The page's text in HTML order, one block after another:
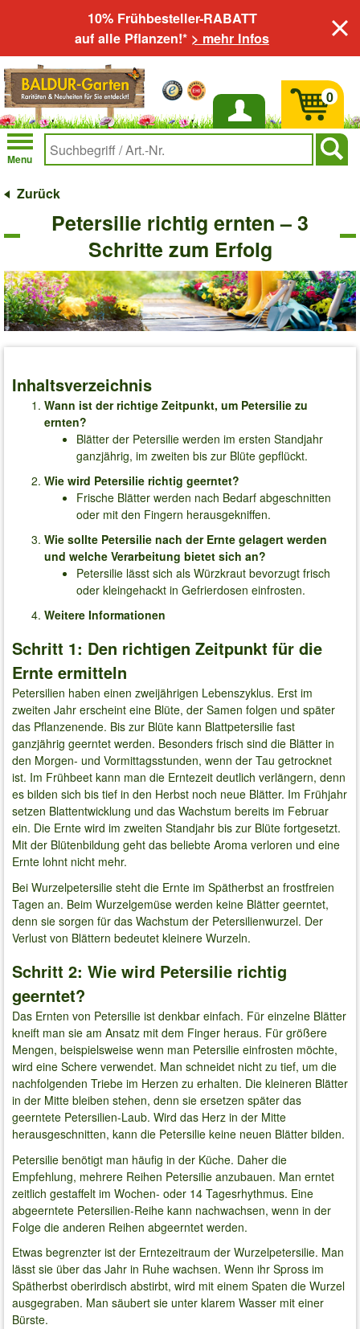
10% Frühbesteller-RABATT
auf alle Pflanzen!* > mehr Infos
Anmelden
Menu
0
Zurück
Petersilie richtig ernten – 3
Schritte zum Erfolg
Inhaltsverzeichnis
Wann ist der richtige Zeitpunkt, um Petersilie zu
ernten?
Blätter der Petersilie werden im ersten Standjahr
ganzjährig, im zweiten bis zur Blüte gepflückt.
Wie wird Petersilie richtig geerntet?
Frische Blätter werden nach Bedarf abgeschnitten
oder mit den Fingern herausgekniffen.
Wie sollte Petersilie nach der Ernte gelagert werden
und welche Verarbeitung bietet sich an?
Petersilie lässt sich als Würzkraut bevorzugt frisch
oder kleingehackt in Gefrierdosen einfrosten.
Weitere Informationen
Schritt 1: Den richtigen Zeitpunkt für die
Ernte ermitteln
Petersilien haben einen zweijährigen Lebenszyklus. Erst im
zweiten Jahr erscheint eine Blüte, der Samen folgen und später
das Pflanzenende. Bis zur Blüte kann Blattpetersilie fast
ganzjährig geerntet werden. Besonders frisch sind die Blätter in
den Morgen- und Vormittagsstunden, wenn der Tau getrocknet
ist. Im Frühbeet kann man die Erntezeit deutlich verlängern, denn
es bilden sich bis tief in den Herbst noch neue Blätter. Im Frühjahr
setzen Blattentwicklung und das Wachstum bereits im Februar
ein. Die Ernte wird im zweiten Standjahr bis zur Blüte fortgesetzt.
Mit der Blütenbildung geht das beliebte Aroma verloren und eine
Ernte lohnt nicht mehr.
Bei Wurzelpetersilie steht die Ernte im Spätherbst an frostfreien
Tagen an. Beim Wurzelgemüse werden keine Blätter geerntet,
denn sie sorgen für das Wachstum der Petersilienwurzel. Der
Verlust von Blättern bedeutet kleinere Wurzeln.
Schritt 2: Wie wird Petersilie richtig
geerntet?
Das Ernten von Petersilie ist denkbar einfach. Für einzelne Blätter
kneift man sie am Ansatz mit dem Finger heraus. Für größere
Mengen, beispielsweise wenn man Petersilie einfrosten möchte,
wird eine Schere verwendet. Man schneidet nicht zu tief, um die
nachfolgenden Triebe im Herzen zu erhalten. Die kleineren Blätter
in der Mitte bleiben stehen, denn sie ersetzen später das
geerntete Petersilien-Laub. Wird das Herz in der Mitte
herausgeschnitten, kann die Petersilie keine neuen Blätter bilden.
Petersilie benötigt man häufig in der Küche. Daher die
Empfehlung, mehrere Reihen Petersilie anzubauen. Man erntet
zeitlich gestaffelt im Wochen- oder 14 Tagesrhythmus. Eine
abgeerntete Petersilien-Reihe kann nachwachsen, wenn in der
Folge die anderen Reihen abgeerntet werden.
Etwas begrenzter ist der Erntezeitraum der Wurzelpetersilie. Man
lässt sie über das Jahr in Ruhe wachsen. Wenn ihr Spross im
Spätherbst oberirdisch abstirbt, wird mit einem Spaten die Wurzel
ausgegraben. Man säubert sie unter klarem Wasser mit einer
Bürste.